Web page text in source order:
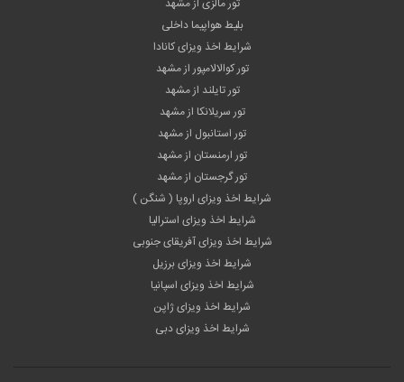
تور مالزی از مشهد
بلیط هواپیما داخلی
شرایط اخذ ویزای کانادا
تور کوالالامپور از مشهد
تور تایلند از مشهد
تور سریلانکا از مشهد
تور استانبول از مشهد
تور ارمنستان از مشهد
تور گرجستان از مشهد
شرایط اخذ ویزای اروپا ( شنگن )
شرایط اخذ ویزای استرالیا
شرایط اخذ ویزای آفریقای جنوبی
شرایط اخذ ویزای برزیل
شرایط اخذ ویزای اسپانیا
شرایط اخذ ویزای ژاپن
شرایط اخذ ویزای دبی